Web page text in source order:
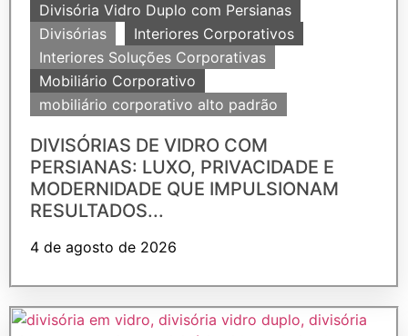
Divisória Vidro Duplo com Persianas
Divisórias
Interiores Corporativos
Interiores Soluções Corporativas
Mobiliário Corporativo
mobiliário corporativo alto padrão
DIVISÓRIAS DE VIDRO COM
PERSIANAS: LUXO, PRIVACIDADE E
MODERNIDADE QUE IMPULSIONAM
RESULTADOS...
4 de agosto de 2026